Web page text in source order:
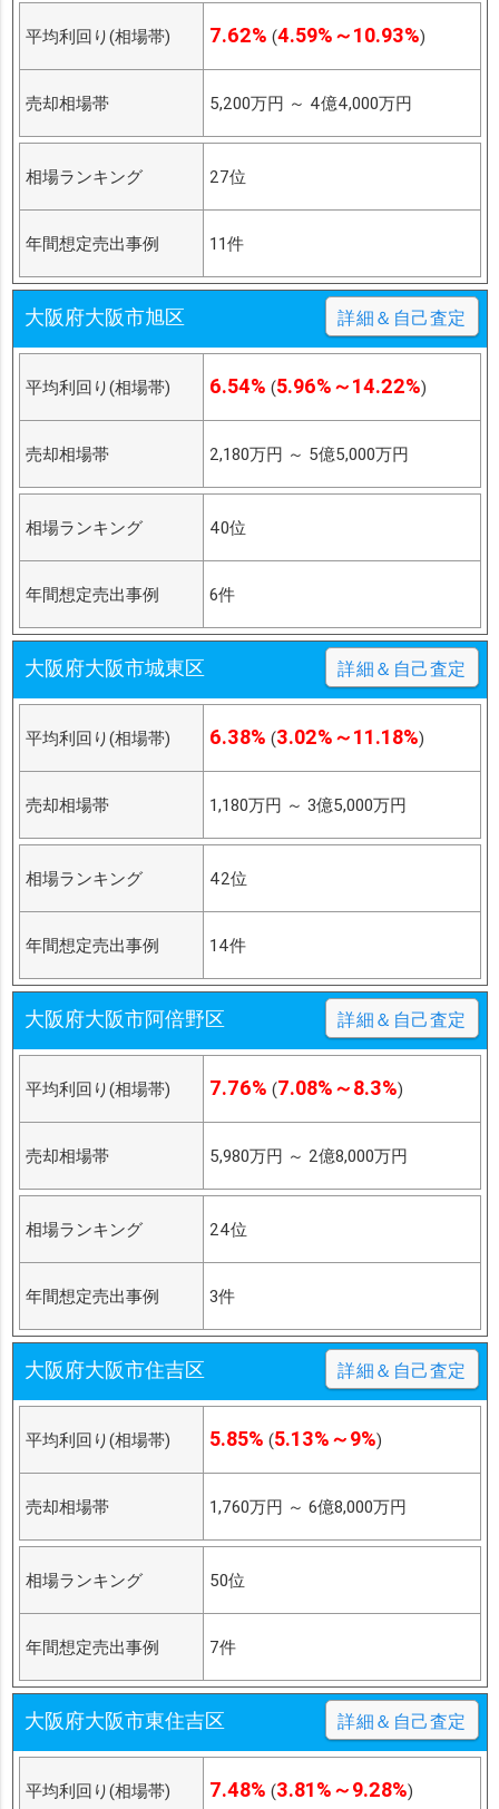
平均利回り(相場帯) 7.62% (4.59%～10.93%)
売却相場帯 5,200万円 ～ 4億4,000万円
相場ランキング 27位
年間想定売出事例 11件
大阪府大阪市旭区 詳細＆自己査定
平均利回り(相場帯) 6.54% (5.96%～14.22%)
売却相場帯 2,180万円 ～ 5億5,000万円
相場ランキング 40位
年間想定売出事例 6件
大阪府大阪市城東区 詳細＆自己査定
平均利回り(相場帯) 6.38% (3.02%～11.18%)
売却相場帯 1,180万円 ～ 3億5,000万円
相場ランキング 42位
年間想定売出事例 14件
大阪府大阪市阿倍野区 詳細＆自己査定
平均利回り(相場帯) 7.76% (7.08%～8.3%)
売却相場帯 5,980万円 ～ 2億8,000万円
相場ランキング 24位
年間想定売出事例 3件
大阪府大阪市住吉区 詳細＆自己査定
平均利回り(相場帯) 5.85% (5.13%～9%)
売却相場帯 1,760万円 ～ 6億8,000万円
相場ランキング 50位
年間想定売出事例 7件
大阪府大阪市東住吉区 詳細＆自己査定
平均利回り(相場帯) 7.48% (3.81%～9.28%)